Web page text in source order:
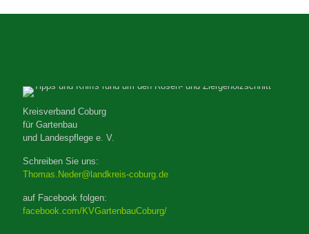
Kreisverband Coburg
für Gartenbau
und Landespflege e. V.
Schreiben Sie uns:
Thomas.Neder@landkreis-coburg.de
auf Facebook folgen:
facebook.com/KVGartenbauCoburg/